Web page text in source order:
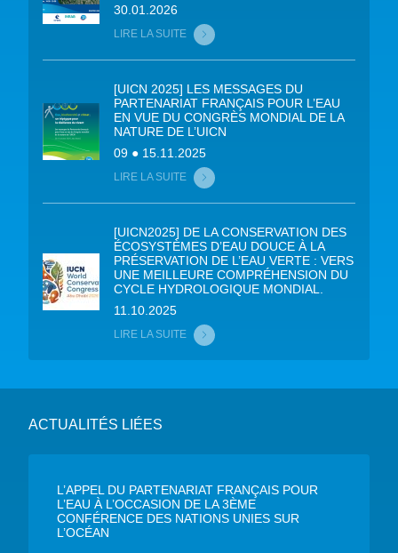
30.01.2026
LIRE LA SUITE
[UICN 2025] LES MESSAGES DU
PARTENARIAT FRANÇAIS POUR L’EAU
EN VUE DU CONGRÈS MONDIAL DE LA
NATURE DE L’UICN
09 ● 15.11.2025
LIRE LA SUITE
[UICN2025] DE LA CONSERVATION DES
ÉCOSYSTÈMES D’EAU DOUCE À LA
PRÉSERVATION DE L’EAU VERTE : VERS
UNE MEILLEURE COMPRÉHENSION DU
CYCLE HYDROLOGIQUE MONDIAL.
11.10.2025
LIRE LA SUITE
ACTUALITÉS LIÉES
L’APPEL DU PARTENARIAT FRANÇAIS POUR
L’EAU À L’OCCASION DE LA 3ÈME
CONFÉRENCE DES NATIONS UNIES SUR
L’OCÉAN